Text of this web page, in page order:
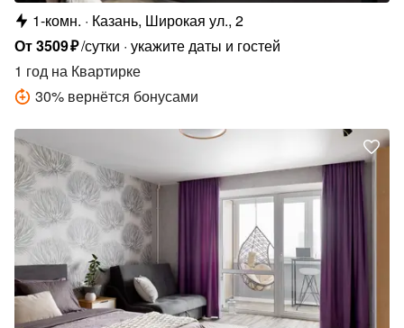
1-комн.
Казань, Широкая ул., 2
От3509₽/сутки укажите даты и гостей
1 год на Квартирке
30% вернётся бонусами